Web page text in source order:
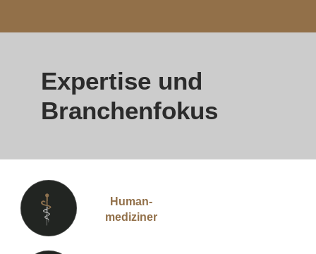
Expertise und
Branchenfokus
Human-
mediziner